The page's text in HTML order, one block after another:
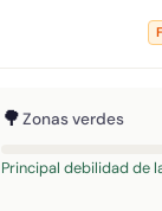
🌳Zonas verdes
Principal debilidad de